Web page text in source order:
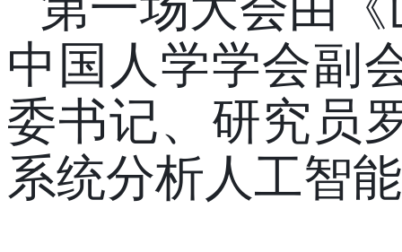
中国人学学会副
委书记、研究员
系统分析人工智